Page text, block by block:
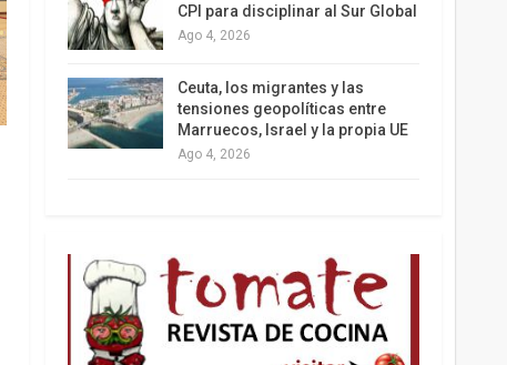
CPI para disciplinar al Sur Global
Ago 4, 2026
Ceuta, los migrantes y las
tensiones geopolíticas entre
Marruecos, Israel y la propia UE
Ago 4, 2026